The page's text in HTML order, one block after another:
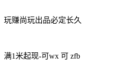
玩赚尚玩出品必定长久
满1米起现-可wx 可 zfb